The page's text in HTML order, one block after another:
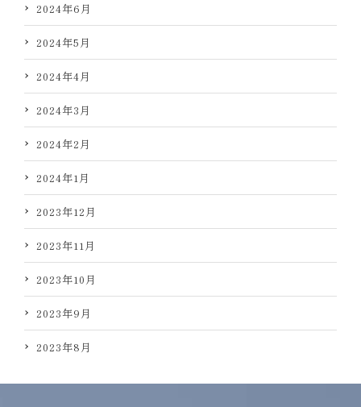
2024年6月
2024年5月
2024年4月
2024年3月
2024年2月
2024年1月
2023年12月
2023年11月
2023年10月
2023年9月
2023年8月